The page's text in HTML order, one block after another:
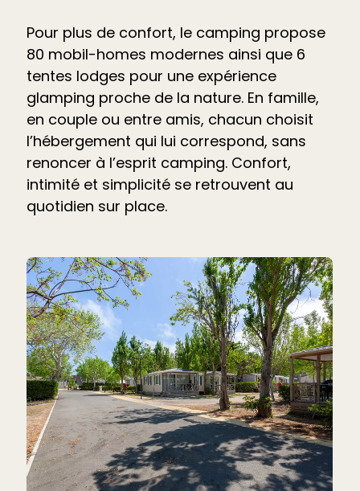
Pour plus de confort, le camping propose
80 mobil-homes modernes ainsi que 6
tentes lodges pour une expérience
glamping proche de la nature. En famille,
en couple ou entre amis, chacun choisit
l’hébergement qui lui correspond, sans
renoncer à l’esprit camping. Confort,
intimité et simplicité se retrouvent au
quotidien sur place.